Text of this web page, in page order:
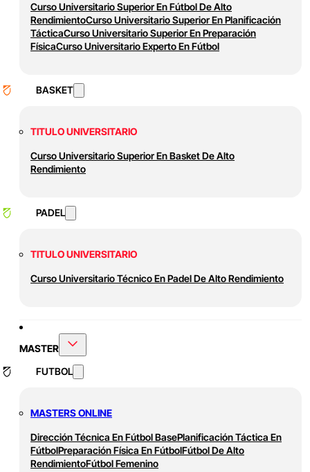
Curso Universitario Superior En Fútbol De Alto
RendimientoCurso Universitario Superior En Planificación
TácticaCurso Universitario Superior En Preparación
FísicaCurso Universitario Experto En Fútbol
BASKET
TITULO UNIVERSITARIO
Curso Universitario Superior En Basket De Alto
Rendimiento
PADEL
TITULO UNIVERSITARIO
Curso Universitario Técnico En Padel De Alto Rendimiento
MASTER
FUTBOL
MASTERS ONLINE
Dirección Técnica En Fútbol BasePlanificación Táctica En
FútbolPreparación Física En FútbolFútbol De Alto
RendimientoFútbol Femenino